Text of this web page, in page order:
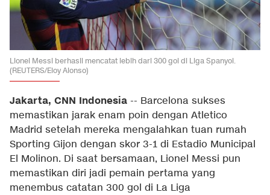
Lionel Messi berhasil mencatat lebih dari 300 gol di Liga Spanyol.
(REUTERS/Eloy Alonso)
Jakarta, CNN Indonesia -- Barcelona sukses
memastikan jarak enam poin dengan Atletico
Madrid setelah mereka mengalahkan tuan rumah
Sporting Gijon dengan skor 3-1 di Estadio Municipal
El Molinon. Di saat bersamaan, Lionel Messi pun
memastikan diri jadi pemain pertama yang
menembus catatan 300 gol di La Liga